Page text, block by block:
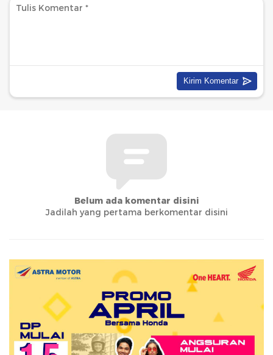
Belum ada komentar disini
Jadilah yang pertama berkomentar disini